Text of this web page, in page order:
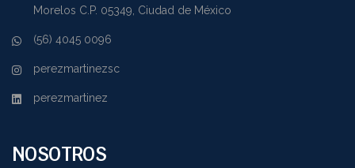
Morelos C.P. 05349, Ciudad de México
(56) 4045 0096
perezmartinezsc
perezmartinez
NOSOTROS